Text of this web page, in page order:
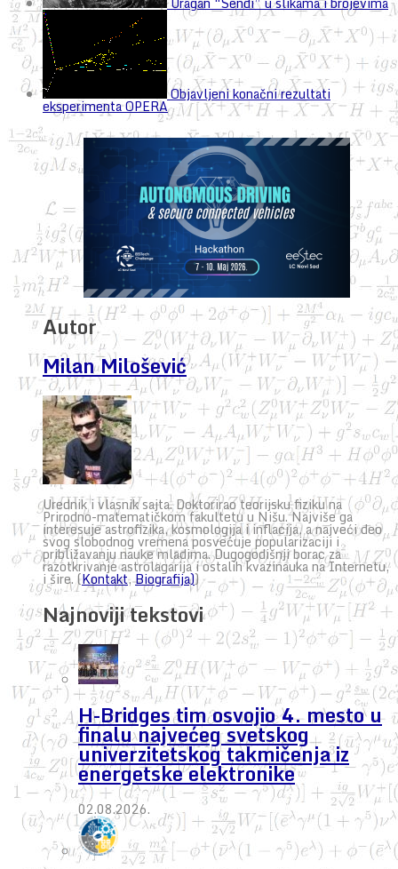
Objavljeni konačni rezultati
eksperimenta OPERA
Autor
Milan Milošević
Urednik i vlasnik sajta. Doktorirao teorijsku fiziku na
Prirodno-matematičkom fakultetu u Nišu. Najviše ga
interesuje astrofizika, kosmologija i inflacija, a najveći deo
svog slobodnog vremena posvećuje popularizaciji i
približavanju nauke mladima. Dugogodišnji borac za
razotkrivanje astrolagarija i ostalih kvazinauka na Internetu,
i šire. (Kontakt,Biografija))
Najnoviji tekstovi
H-Bridges tim osvojio 4. mesto u
finalu najvećeg svetskog
univerzitetskog takmičenja iz
energetske elektronike
02.08.2026.